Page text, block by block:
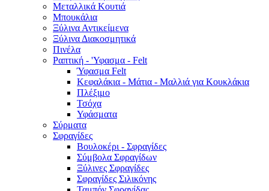
Μεταλλικά Κουτιά
Μπουκάλια
Ξύλινα Αντικείμενα
Ξύλινα Διακοσμητικά
Πινέλα
Ραπτική - 'Υφασμα - Felt
Ύφασμα Felt
Κεφαλάκια - Μάτια - Μαλλιά για Κουκλάκια
Πλέξιμο
Τσόχα
Υφάσματα
Σύρματα
Σφραγίδες
Βουλοκέρι - Σφραγίδες
Σύμβολα Σφραγίδων
Ξύλινες Σφραγίδες
Σφραγίδες Σιλικόνης